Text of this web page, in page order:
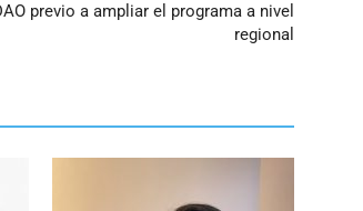
previo a ampliar el programa a nivel
regional